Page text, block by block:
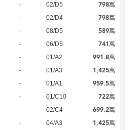
- 02/D5 798萬
- 02/D4 798萬
- 08/D5 589萬
- 06/D5 741萬
- 01/A2 991.8萬
- 01/A3 1,425萬
- 01/A1 959.5萬
- 01/C10 722萬
- 02/C4 699.2萬
- 04/A3 1,425萬